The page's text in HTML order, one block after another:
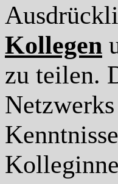
Kollegen
zu teilen.